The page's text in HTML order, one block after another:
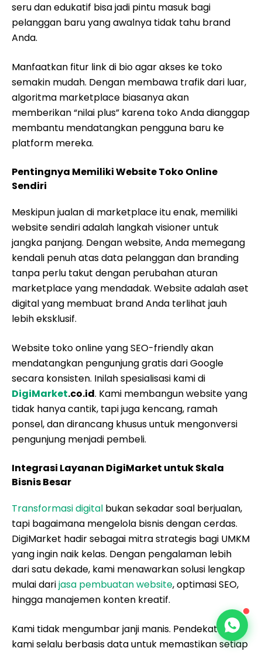
seru dan edukatif bisa jadi pintu masuk bagi
pelanggan baru yang awalnya tidak tahu brand
Anda.
Manfaatkan fitur link di bio agar akses ke toko
semakin mudah. Dengan membawa trafik dari luar,
algoritma marketplace biasanya akan
memberikan “nilai plus” karena toko Anda dianggap
membantu mendatangkan pengguna baru ke
platform mereka.
Pentingnya Memiliki Website Toko Online
Sendiri
Meskipun jualan di marketplace itu enak, memiliki
website sendiri adalah langkah visioner untuk
jangka panjang. Dengan website, Anda memegang
kendali penuh atas data pelanggan dan branding
tanpa perlu takut dengan perubahan aturan
marketplace yang mendadak. Website adalah aset
digital yang membuat brand Anda terlihat jauh
lebih eksklusif.
Website toko online yang SEO-friendly akan
mendatangkan pengunjung gratis dari Google
secara konsisten. Inilah spesialisasi kami di
DigiMarket.co.id. Kami membangun website yang
tidak hanya cantik, tapi juga kencang, ramah
ponsel, dan dirancang khusus untuk mengonversi
pengunjung menjadi pembeli.
Integrasi Layanan DigiMarket untuk Skala
Bisnis Besar
Transformasi digital bukan sekadar soal berjualan,
tapi bagaimana mengelola bisnis dengan cerdas.
DigiMarket hadir sebagai mitra strategis bagi UMKM
yang ingin naik kelas. Dengan pengalaman lebih
dari satu dekade, kami menawarkan solusi lengkap
mulai darijasa pembuatan website, optimasi SEO,
hingga manajemen konten kreatif.
Kami tidak mengumbar janji manis. Pendekatan
kami selalu berbasis data untuk memastikan setiap